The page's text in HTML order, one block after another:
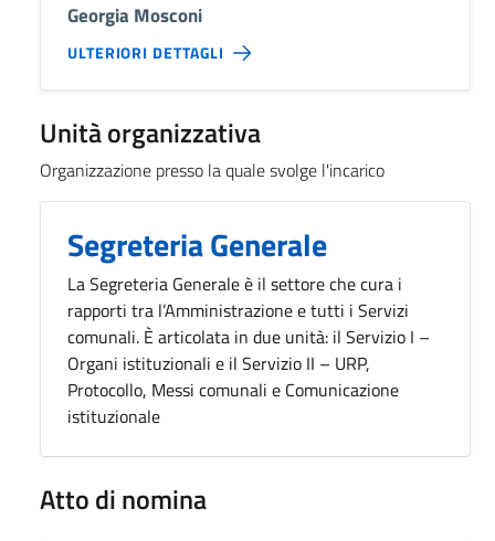
Georgia Mosconi
ULTERIORI DETTAGLI
Unità organizzativa
Organizzazione presso la quale svolge l'incarico
Segreteria Generale
La Segreteria Generale è il settore che cura i
rapporti tra l’Amministrazione e tutti i Servizi
comunali. È articolata in due unità: il Servizio I –
Organi istituzionali e il Servizio II – URP,
Protocollo, Messi comunali e Comunicazione
istituzionale
Atto di nomina